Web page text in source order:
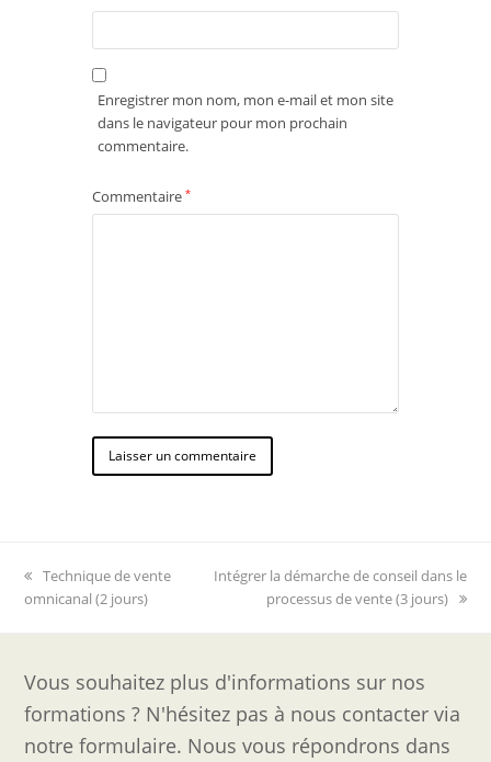
Enregistrer mon nom, mon e-mail et mon site
dans le navigateur pour mon prochain
commentaire.
Commentaire *
previous
post:
Technique de vente
omnicanal (2 jours)
next
Intégrer la démarche de conseil dans le
processus de vente (3 jours)
Vous souhaitez plus d'informations sur nos
formations ? N'hésitez pas à nous contacter via
notre formulaire. Nous vous répondrons dans